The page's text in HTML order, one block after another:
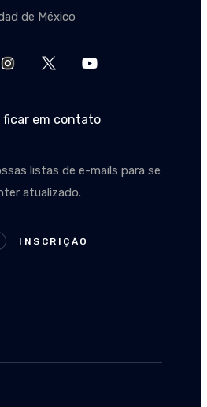
de México
ficar em contato
listas de e-mails para se
atualizado.
INSCRIÇÃO